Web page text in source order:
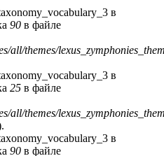
в
90 в файле
all/themes/
в
25 в файле
all/themes/
в
90 в файле